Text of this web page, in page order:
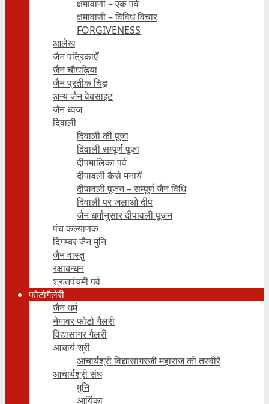
क्षमावाणी – एक पर्व
क्षमावाणी – विविध विचार
FORGIVENESS
आलेख
जैन पत्रिकाएँ
जैन चौघड़िया
जैन प्रतीक चिह्न
अन्य जैन वेबसाइट
जैन ध्वज
दिवाली
दिवाली की पूजा
दिवाली सम्पूर्ण पूजा
दीपमालिका पर्व
दीपावली कैसे मनायें
दीपावली पूजन – सम्पूर्ण जैन विधि
दिवाली पर जलाओ दीप
जैन धर्मानुसार दीपावली पूजन
पंच कल्याणक
दिगम्बर जैन मुनि
जैन वास्तु
रक्षाबन्धन
श्रुतपंचमी पर्व
फोटोगैलेरी
जैन धर्म
नेमावर फोटो गैलरी
विद्यासागर गैलरी
आचार्य श्री
आचार्यश्री विद्यासागरजी महाराज की तस्वीरें
आचार्यश्री संघ
मुनि
आर्यिका